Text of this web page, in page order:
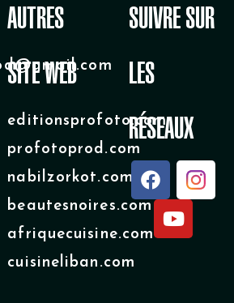
AUTRES
SITE WEB
editionsprofoto.com
profotoprod.com
nabilzorkot.com
beautesnoires.com
afriquecuisine.com
cuisineliban.com
SUIVRE SUR
LES
RÉSEAUX
F
a
c
e
Y
u
t